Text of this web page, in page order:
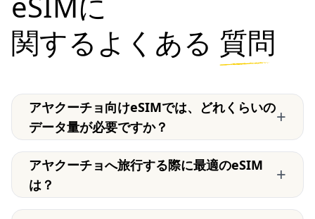
関するよくある 質問
アヤクーチョ向けeSIMでは、どれくらいの
データ量が必要ですか？
+
アヤクーチョへ旅行する際に最適のeSIM
は？
+